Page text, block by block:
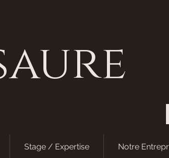
Stage / Expertise Notre